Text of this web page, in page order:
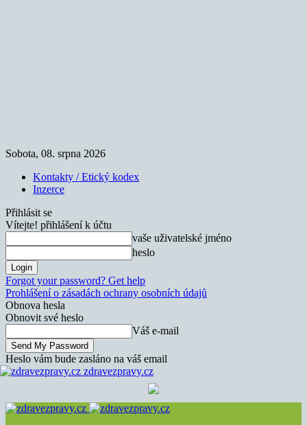
Sobota, 08. srpna 2026
Kontakty / Etický kodex
Inzerce
Přihlásit se
Vítejte! přihlášení k účtu
vaše uživatelské jméno
heslo
Forgot your password? Get help
Prohlášení o zásadách ochrany osobních údajů
Obnova hesla
Obnovit své heslo
Váš e-mail
Heslo vám bude zasláno na váš email
zdravezpravy.cz